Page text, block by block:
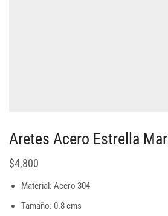
Aretes Acero Estrella Mar
$4,800
Material: Acero 304
Tamaño: 0.8 cms